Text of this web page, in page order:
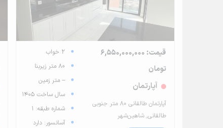
قیمت: 6,550,000,000
تومان
آپارتمان
آپارتمان طالقانی ۸۰ متر جنوبی
طالقانی, شاهین‌شهر
2 خواب
80 متر زیربنا
-- متر زمین
سال ساخت 1405
شماره طبقه: 1
آسانسور: دارد